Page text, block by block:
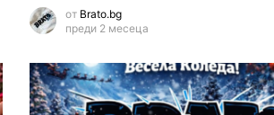
от Brato.bg
преди 2 месеца